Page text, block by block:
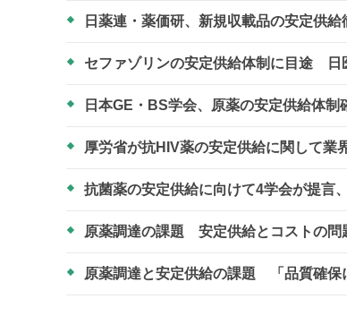
日薬連・薬価研、新規収載品の安定供
セファゾリンの安定供給体制に目途 日
日本GE・BS学会、原薬の安定供給体
厚労省が抗HIV薬の安定供給に関して
抗菌薬の安定供給に向けて4学会が提言
原薬調達の課題 安定供給とコストの問
原薬調達と安定供給の課題 「品質確保